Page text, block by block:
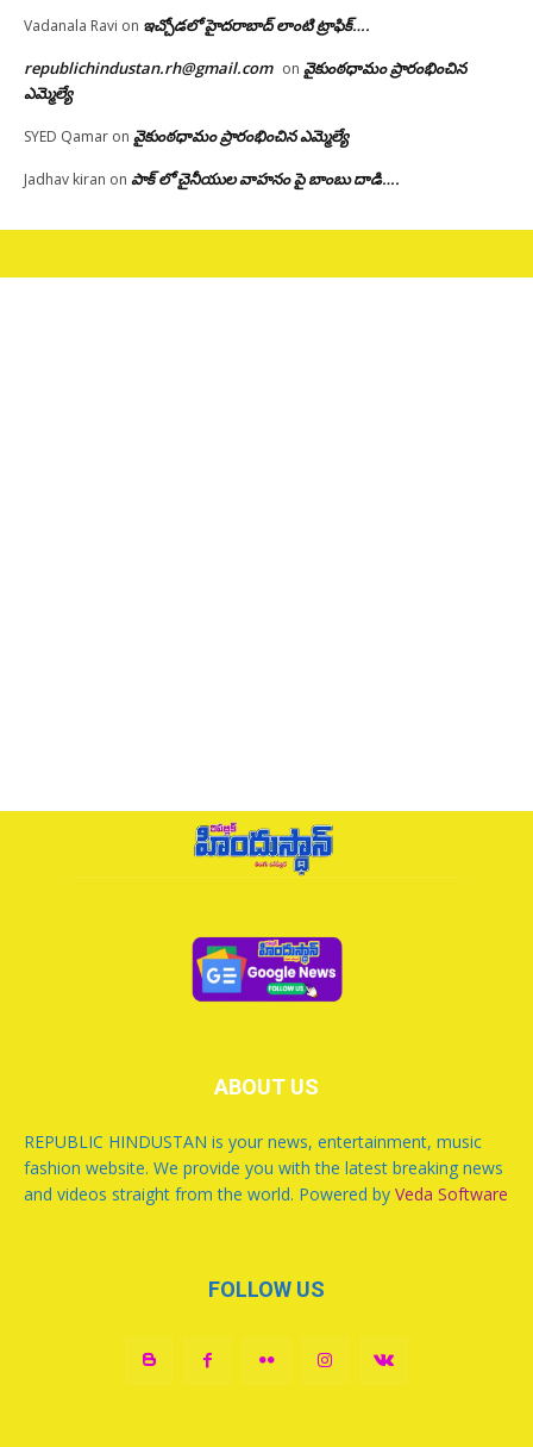
Vadanala Ravi on ఇచ్చోడలో హైదరాబాద్ లాంటి ట్రాఫిక్….
republichindustan.rh@gmail.com on వైకుంఠధామం ప్రారంభించిన
ఎమ్మెల్యే
SYED Qamar on వైకుంఠధామం ప్రారంభించిన ఎమ్మెల్యే
Jadhav kiran on పాక్ లో చైనీయుల వాహనం పై బాంబు దాడి….
ABOUT US
REPUBLIC HINDUSTAN is your news, entertainment, music
fashion website. We provide you with the latest breaking news
and videos straight from the world. Powered by Veda Software
FOLLOW US